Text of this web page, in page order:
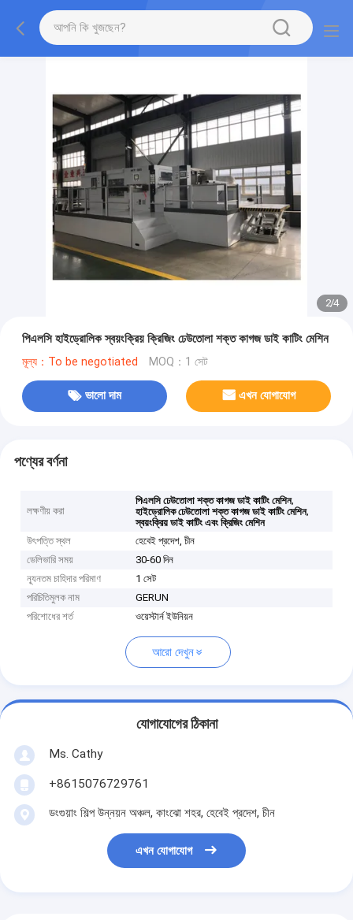
2/4
পিএলসি হাইড্রোলিক স্বয়ংক্রিয় ক্রিজিং ঢেউতোলা শক্ত কাগজ ডাই কাটিং মেশিন
মূল্য：To be negotiated MOQ：1 সেট
ভালো দাম এখন যোগাযোগ
পণ্যের বর্ণনা
লক্ষণীয় করা
পিএলসি ঢেউতোলা শক্ত কাগজ ডাই কাটিং মেশিন,
হাইড্রোলিক ঢেউতোলা শক্ত কাগজ ডাই কাটিং মেশিন,
স্বয়ংক্রিয় ডাই কাটিং এবং ক্রিজিং মেশিন
উৎপত্তি স্থল
হেবেই প্রদেশ, চীন
ডেলিভারি সময়
30-60 দিন
ন্যূনতম চাহিদার পরিমাণ
1 সেট
পরিচিতিমুলক নাম
GERUN
পরিশোধের শর্ত
ওয়েস্টার্ন ইউনিয়ন
আরো দেখুন
যোগাযোগের ঠিকানা
Ms. Cathy
+8615076729761
ডংগুয়াং শিল্প উন্নয়ন অঞ্চল, কাংঝো শহর, হেবেই প্রদেশ, চীন
এখন যোগাযোগ